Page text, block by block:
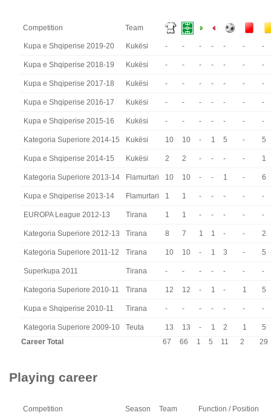
Competition Team
Kupa e Shqiperise 2019-20 Kukësi - - - - - - -
Kupa e Shqiperise 2018-19 Kukësi - - - - - - -
Kupa e Shqiperise 2017-18 Kukësi - - - - - - -
Kupa e Shqiperise 2016-17 Kukësi - - - - - - -
Kupa e Shqiperise 2015-16 Kukësi - - - - - - -
Kategoria Superiore 2014-15 Kukësi 10 10 - 1 5 - 5
Kupa e Shqiperise 2014-15 Kukësi 2 2 - - - - 1
Kategoria Superiore 2013-14 Flamurtari 10 10 - - 1 - 6
Kupa e Shqiperise 2013-14 Flamurtari 1 1 - - - - -
EUROPA League 2012-13 Tirana 1 1 - - - - -
Kategoria Superiore 2012-13 Tirana 8 7 1 1 - - 2
Kategoria Superiore 2011-12 Tirana 10 10 - 1 3 - 5
Superkupa 2011 Tirana - - - - - - -
Kategoria Superiore 2010-11 Tirana 12 12 - 1 - 1 5
Kupa e Shqiperise 2010-11 Tirana - - - - - - -
Kategoria Superiore 2009-10 Teuta 13 13 - 1 2 1
5
Career Total
67 66 1 5 11 2 29
Playing career
Competition Season Team
Function / Position